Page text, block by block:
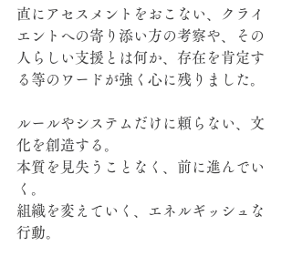
直にアセスメントをおこない、クライ
エントへの寄り添い方の考察や、その
人らしい支援とは何か、存在を肯定す
る等のワードが強く心に残りました。
ルールやシステムだけに頼らない、文
化を創造する。
本質を見失うことなく、前に進んでい
く。
組織を変えていく、エネルギッシュな
行動。